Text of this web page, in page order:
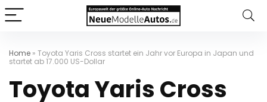
Home » Toyota Yaris Cross startet ein Jahr vor Europa in Japan und
startet ab 17.000 US-Dollar
Toyota Yaris Cross